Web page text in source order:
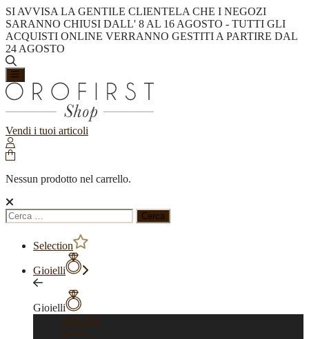
SI AVVISA LA GENTILE CLIENTELA CHE I NEGOZI
SARANNO CHIUSI DALL' 8 AL 16 AGOSTO - TUTTI GLI
ACQUISTI ONLINE VERRANNO GESTITI A PARTIRE DAL
24 AGOSTO
Vendi i tuoi articoli
Nessun prodotto nel carrello.
Ricerca
per:
Selection
Gioielli
Gioielli
Vedi tutti
Anelli